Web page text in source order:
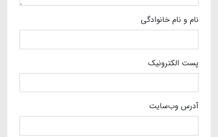
نام و نام خانوادگی
پست الکترونیک
آدرس وب‌سایت